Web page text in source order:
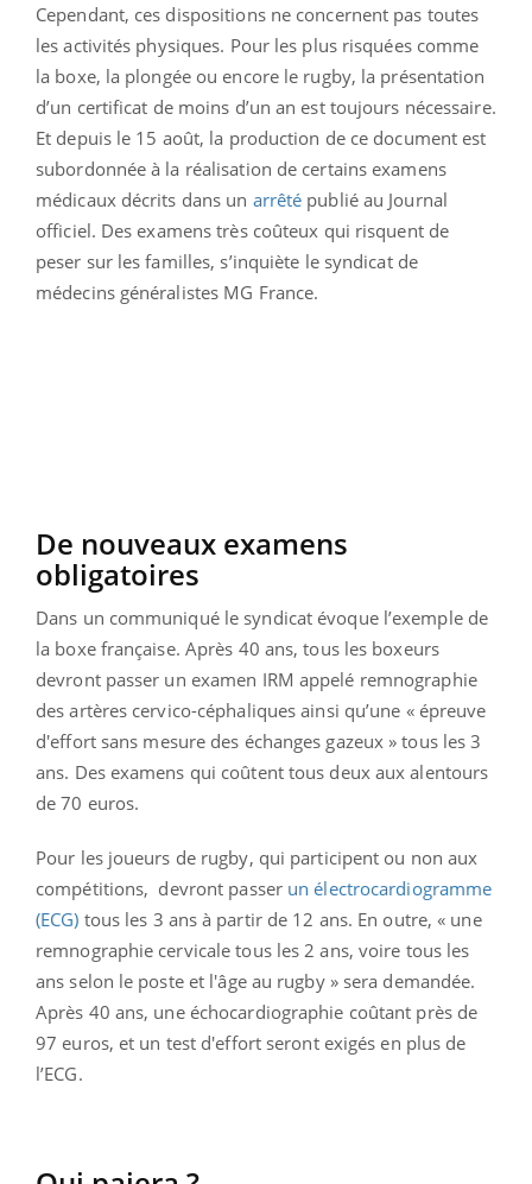
Cependant, ces dispositions ne concernent pas toutes
les activités physiques. Pour les plus risquées comme
la boxe, la plongée ou encore le rugby, la présentation
d’un certificat de moins d’un an est toujours nécessaire.
Et depuis le 15 août, la production de ce document est
subordonnée à la réalisation de certains examens
médicaux décrits dans un arrêté publié au Journal
officiel. Des examens très coûteux qui risquent de
peser sur les familles, s’inquiète le syndicat de
médecins généralistes MG France.
De nouveaux examens
obligatoires
Dans un communiqué le syndicat évoque l’exemple de
la boxe française. Après 40 ans, tous les boxeurs
devront passer un examen IRM appelé remnographie
des artères cervico-céphaliques ainsi qu’une « épreuve
d'effort sans mesure des échanges gazeux » tous les 3
ans. Des examens qui coûtent tous deux aux alentours
de 70 euros.
Pour les joueurs de rugby, qui participent ou non aux
compétitions, devront passer un électrocardiogramme
(ECG) tous les 3 ans à partir de 12 ans. En outre, « une
remnographie cervicale tous les 2 ans, voire tous les
ans selon le poste et l'âge au rugby » sera demandée.
Après 40 ans, une échocardiographie coûtant près de
97 euros, et un test d'effort seront exigés en plus de
l’ECG.